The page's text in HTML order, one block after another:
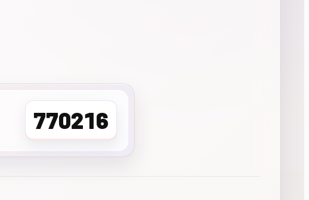
770216